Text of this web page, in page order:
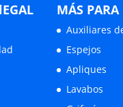
MÁS
Auxiliares
Espejos
Apliques
Lavabos